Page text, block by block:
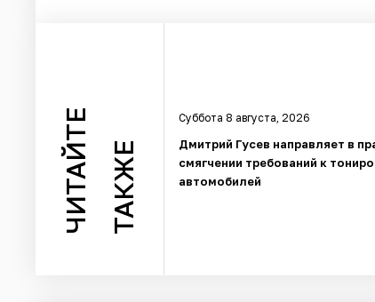
ЧИТАЙТЕ ТАКЖЕ
Суббота 8 августа, 2026
Дмитрий Гусев направляет в
смягчении требований к
автомобилей